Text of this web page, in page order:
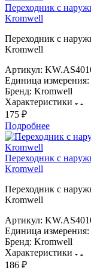
Переходник с
Kromwell
Переходник с
Kromwell
Артикул:
Единица измерения:
Бренд: Kromwell
Характеристики
175 ₽
Подробнее
Переходник с
Kromwell
Переходник с
Kromwell
Артикул:
Единица измерения:
Бренд: Kromwell
Характеристики
186 ₽